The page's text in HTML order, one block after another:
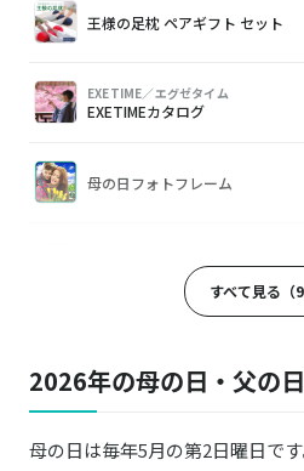
王様の足枕 ペアギフト セット
EXETIME／エグゼタイム
EXETIMEカタログ
母の日フォトフレーム
ルフル 20個入（バニラ・抹茶）
ギフト パティスリー銀座千疋屋
すべて見る（9
2026年の母の日・父の
母の日は毎年5月の第2日曜日で